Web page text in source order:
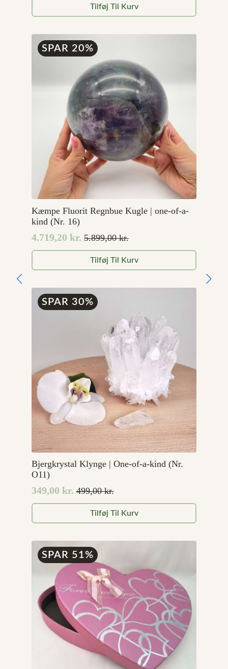
pris
99,00 kr..
pris
49,00 kr..
Tilføj Til Kurv
SPAR 20%
Kæmpe Fluorit Regnbue Kugle | one-of-a-
kind (Nr. 16)
5.899,00kr.
Den
oprindelige
pris
5.899,00 kr..
4.719,20 kr.
Den
aktuelle
pris
4.719,20 kr..
Tilføj Til Kurv
SPAR 30%
Bjergkrystal Klynge | One-of-a-kind (Nr.
O11)
499,00kr.
Den
oprindelige
pris
499,00 kr..
349,00 kr.
Den
aktuelle
pris
349,00 kr..
Tilføj Til Kurv
SPAR 51%